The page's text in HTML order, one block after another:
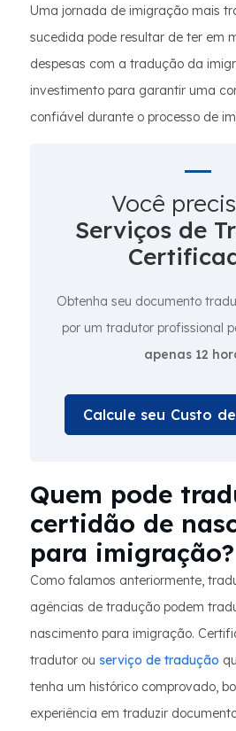
Uma jornada de imigração mais
sucedida pode resultar de ter em
despesas com a tradução da
investimento para garantir uma
confiável durante o processo de
Você
Serviços de
Obtenha seu documento
por um tradutor profissional
apenas 12
Calcule seu Custo
Quem pode
certidão de
para imigração?
Como falamos anteriormente,
agências de tradução podem
nascimento para imigração.
tradutor ou serviço de tradução
tenha um histórico comprovado,
experiência em traduzir